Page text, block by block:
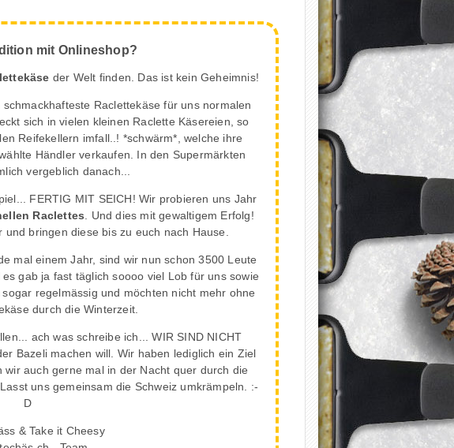
mit Onlineshop?
der Welt finden. Das ist kein Geheimnis!
Raclettekäse für uns normalen
sich in vielen kleinen Raclette Käsereien, so
Reifekellern imfall..! *schwärm*, welche ihre
Händler verkaufen. In den Supermärkten
vergeblich danach...
FERTIG MIT SEICH! Wir probieren uns Jahr
Raclettes . Und dies mit gewaltigem Erfolg!
bringen diese bis zu euch nach Hause.
mal einem Jahr, sind wir nun schon 3500 Leute
gab ja fast täglich soooo viel Lob für uns sowie
regelmässig und möchten nicht mehr ohne
durch die Winterzeit.
ach was schreibe ich... WIR SIND NICHT
Bazeli machen will. Wir haben lediglich ein Ziel
auch gerne mal in der Nacht quer durch die
uns gemeinsam die Schweiz umkrämpeln. :-
D
& Take it Cheesy